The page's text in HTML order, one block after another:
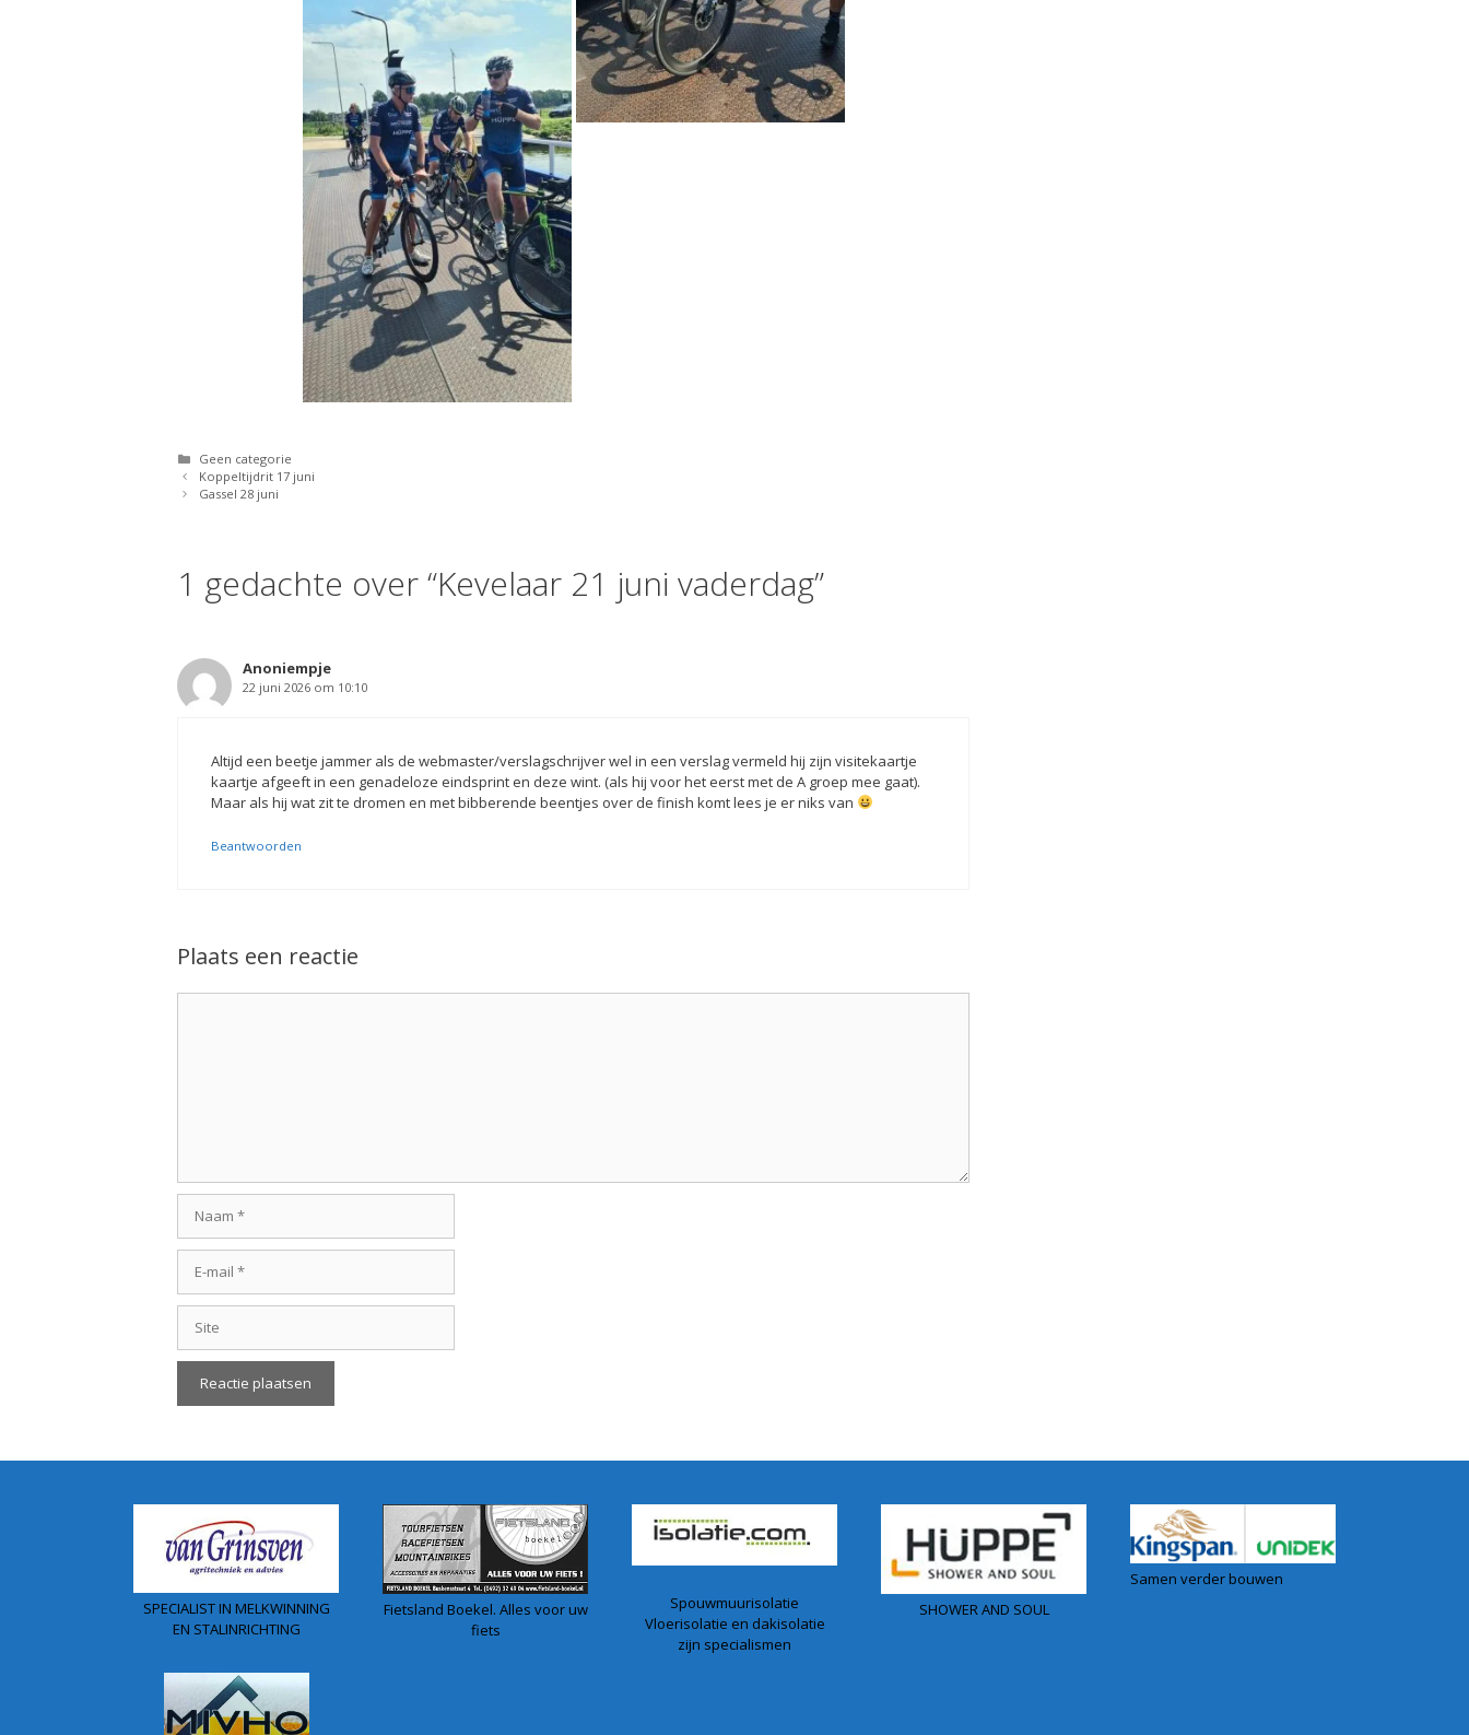
Categorieën
Geen categorie
Koppeltijdrit 17 juni
Gassel 28 juni
1 gedachte over “Kevelaar 21 juni vaderdag”
Anoniempje
22 juni 2026 om 10:10
Altijd een beetje jammer als de webmaster/verslagschrijver wel in een verslag vermeld hij zijn visitekaartje
kaartje afgeeft in een genadeloze eindsprint en deze wint. (als hij voor het eerst met de A groep mee gaat).
Maar als hij wat zit te dromen en met bibberende beentjes over de finish komt lees je er niks van
Beantwoorden
Plaats een reactie
mail
SPECIALIST IN MELKWINNING
EN STALINRICHTING
Fietsland Boekel. Alles voor uw
fiets
Spouwmuurisolatie
Vloerisolatie en dakisolatie
zijn specialismen
SHOWER AND SOUL
Samen verder bouwen